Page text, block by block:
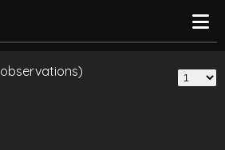
observations)